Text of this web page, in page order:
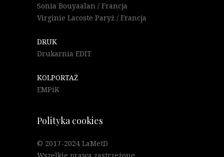
Sonia Bouyaalan / Francja
Virginie Lacoste Paryż / Francja
DRUK
Drukarnia EDIT
KOLPORTAŻ
EMPiK
Polityka cookies
© 2017-2024 LaMetD
Wszelkie prawa zastrzeżone.